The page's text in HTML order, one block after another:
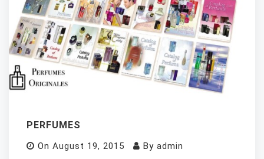
PERFUMES
On August 19, 2015 By admin